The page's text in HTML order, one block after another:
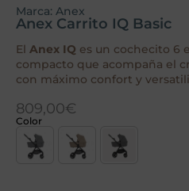
Marca: Anex
Anex Carrito IQ Basic
El Anex IQ es un cochecito 6
compacto que acompaña el
con máximo confort y
809,00€
Color